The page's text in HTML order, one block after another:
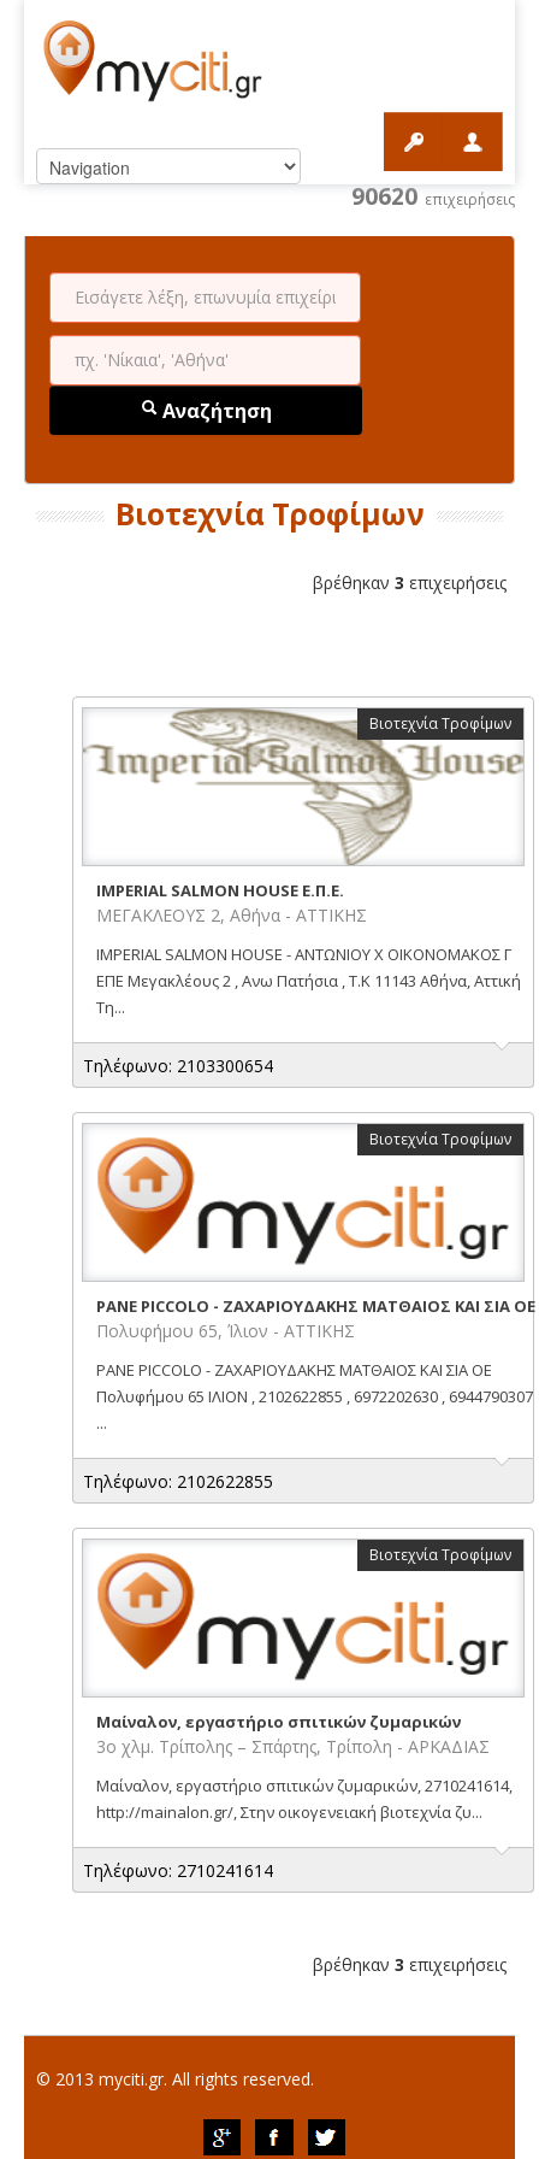
90620 επιχειρήσεις
Αναζήτηση
Βιοτεχνία Τροφίμων
βρέθηκαν 3 επιχειρήσεις
Βιοτεχνία Τροφίμων
IMPERIAL SALMON HOUSE Ε.Π.Ε.
ΜΕΓΑΚΛΕΟΥΣ 2, Αθήνα - ΑΤΤΙΚΗΣ
IMPERIAL SALMON HOUSE - ΑΝΤΩΝΙΟΥ Χ ΟΙΚΟΝΟΜΑΚΟΣ Γ
ΕΠΕ Μεγακλέους 2 , Ανω Πατήσια , Τ.Κ 11143 Αθήνα, Αττική
Τη...
Τηλέφωνο: 2103300654
Βιοτεχνία Τροφίμων
PANE PICCOLO - ΖΑΧΑΡΙΟΥΔΑΚΗΣ ΜΑΤΘΑΙΟΣ ΚΑΙ ΣΙΑ ΟΕ
Πολυφήμου 65, Ίλιον - ΑΤΤΙΚΗΣ
PANE PICCOLO - ΖΑΧΑΡΙΟΥΔΑΚΗΣ ΜΑΤΘΑΙΟΣ ΚΑΙ ΣΙΑ ΟΕ
Πολυφήμου 65 ΙΛΙΟΝ , 2102622855 , 6972202630 , 6944790307
...
Τηλέφωνο: 2102622855
Βιοτεχνία Τροφίμων
Μαίναλον, εργαστήριο σπιτικών ζυμαρικών
3ο χλμ. Τρίπολης – Σπάρτης, Τρίπολη - ΑΡΚΑΔΙΑΣ
Μαίναλον, εργαστήριο σπιτικών ζυμαρικών, 2710241614,
http://mainalon.gr/, Στην οικογενειακή βιοτεχνία ζυ...
Τηλέφωνο: 2710241614
βρέθηκαν 3 επιχειρήσεις
© 2013 myciti.gr. All rights reserved.